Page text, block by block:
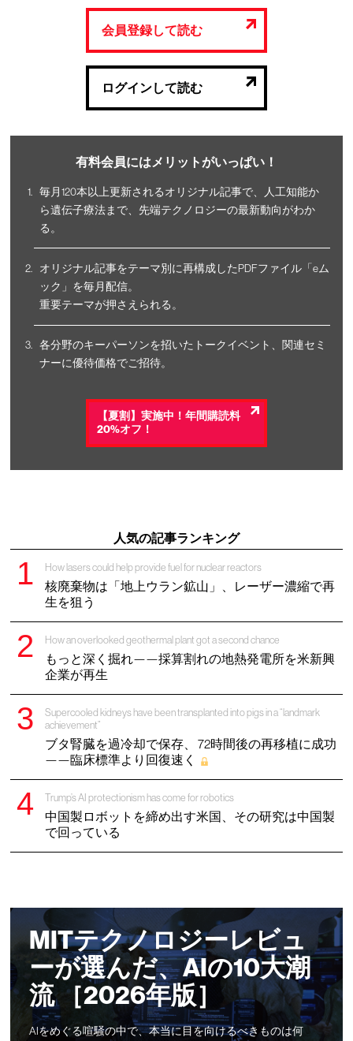
会員登録して読む
ログインして読む
有料会員にはメリットがいっぱい！
毎月120本以上更新されるオリジナル記事で、人工知能か
ら遺伝子療法まで、先端テクノロジーの最新動向がわか
る。
オリジナル記事をテーマ別に再構成したPDFファイル「eム
ック」を毎月配信。
重要テーマが押さえられる。
各分野のキーパーソンを招いたトークイベント、関連セミ
ナーに優待価格でご招待。
【夏割】実施中！年間購読料
20%オフ！
人気の記事ランキング
How lasers could help provide fuel for nuclear reactors
核廃棄物は「地上ウラン鉱山」、レーザー濃縮で再
生を狙う
How an overlooked geothermal plant got a second chance
もっと深く掘れ——採算割れの地熱発電所を米新興
企業が再生
Supercooled kidneys have been transplanted into pigs in a “landmark
achievement”
ブタ腎臓を過冷却で保存、 72時間後の再移植に成功
——臨床標準より回復速く
Trump’s AI protectionism has come for robotics
中国製ロボットを締め出す米国、その研究は中国製
で回っている
MITテクノロジーレビュ
ーが選んだ、AIの10大潮
流 ［2026年版］
AIをめぐる喧騒の中で、本当に目を向けるべきものは何